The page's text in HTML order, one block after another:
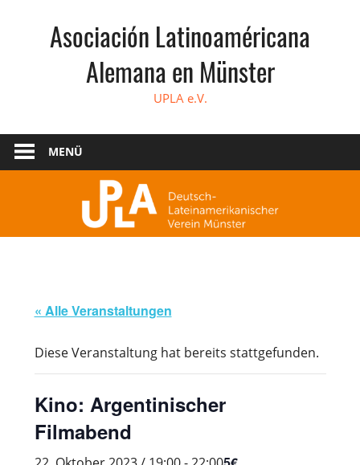
Asociación Latinoaméricana
Alemana en Münster
UPLA e.V.
MENÜ
« Alle Veranstaltungen
Diese Veranstaltung hat bereits stattgefunden.
Kino: Argentinischer
Filmabend